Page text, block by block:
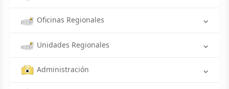
Oficinas Regionales
Unidades Regionales
Administración